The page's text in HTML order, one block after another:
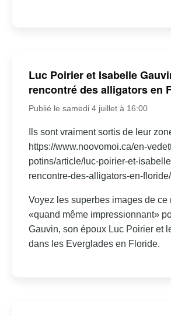
Luc Poirier et Isabelle
rencontré des alligators en
Publié le samedi 4 juillet à 16:00
Ils sont vraiment sortis de leur
https://www.noovomoi.ca/en-
potins/article/luc-poirier-et-
rencontre-des-alligators-en-floride/
Voyez les superbes images de ce
«quand même impressionnant»
Gauvin, son époux Luc Poirier et
dans les Everglades en Floride.